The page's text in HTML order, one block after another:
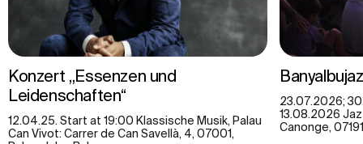
Konzert „Essenzen und
Leidenschaften“
12.04.25. Start at 19:00 Klassische Musik, Palau
Can Vivot: Carrer de Can Savellà, 4, 07001,
23.07.2026;
13.08.2026
Canonge,